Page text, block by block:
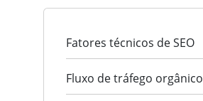
Fatores técnicos de SEO
Fluxo de tráfego orgânico